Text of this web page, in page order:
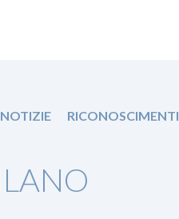
NOTIZIE RICONOSCIMENTI